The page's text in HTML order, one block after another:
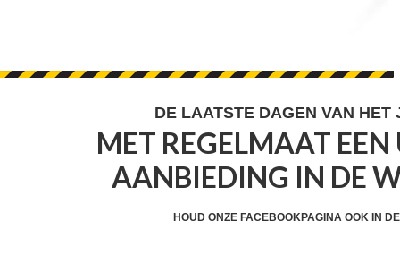
WIDGET
HEADER
DE LAATSTE DAGEN VAN HET
MET REGELMAAT EEN
AANBIEDING IN DE
HOUD ONZE FACEBOOKPAGINA OOK IN